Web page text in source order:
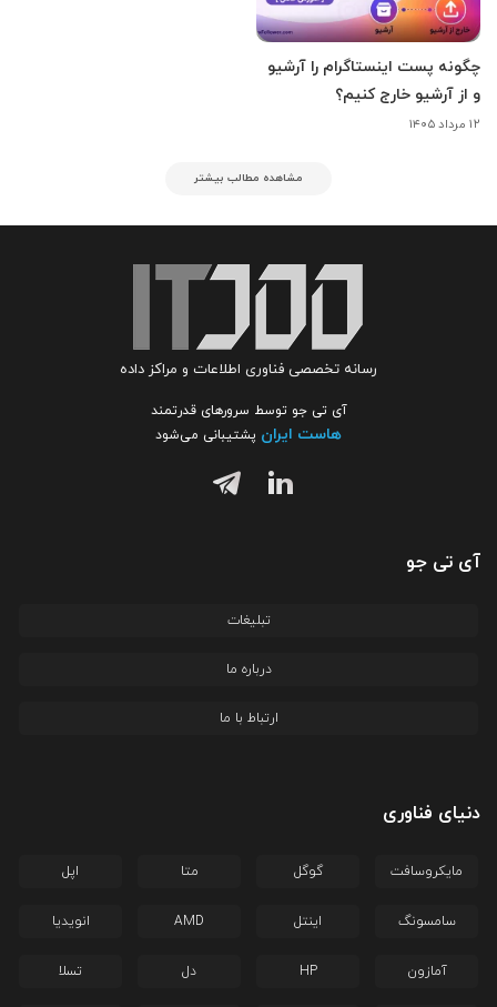
چگونه پست اینستاگرام را آرشیو
و از آرشیو خارج کنیم؟
۱۲ مرداد ۱۴۰۵
مشاهده مطالب بیشتر
رسانه تخصصی فناوری اطلاعات و مراکز داده
آی تی جو توسط سرورهای قدرتمند
هاست ایران پشتیبانی می‌شود
آی تی جو
تبلیغات
درباره ما
ارتباط با ما
دنیای فناوری
مایکروسافت گوگل متا اپل
سامسونگ اینتل AMD انویدیا
آمازون HP دل تسلا